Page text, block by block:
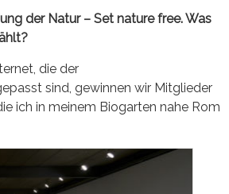
der Natur – Set nature free. Was
die der
sind, gewinnen wir Mitglieder
ich in meinem Biogarten nahe Rom